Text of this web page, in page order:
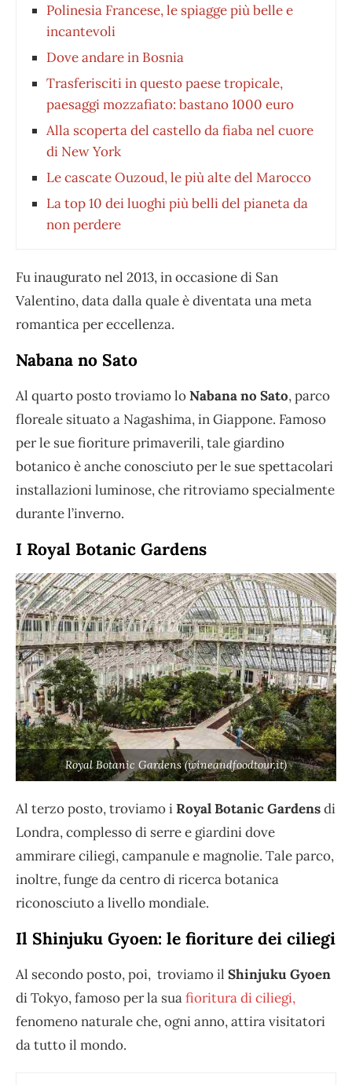
Polinesia Francese, le spiagge più belle e
incantevoli
Dove andare in Bosnia
Trasferisciti in questo paese tropicale,
paesaggi mozzafiato: bastano 1000 euro
Alla scoperta del castello da fiaba nel cuore
di New York
Le cascate Ouzoud, le più alte del Marocco
La top 10 dei luoghi più belli del pianeta da
non perdere
Fu inaugurato nel 2013, in occasione di San
Valentino, data dalla quale è diventata una meta
romantica per eccellenza.
Nabana no Sato
Al quarto posto troviamo loNabana no Sato, parco
floreale situato a Nagashima, in Giappone. Famoso
per le sue fioriture primaverili, tale giardino
botanico è anche conosciuto per le sue spettacolari
installazioni luminose, che ritroviamo specialmente
durante l’inverno.
I Royal Botanic Gardens
Royal Botanic Gardens (wineandfoodtour.it)
Al terzo posto, troviamo iRoyal Botanic Gardensdi
Londra, complesso di serre e giardini dove
ammirare ciliegi, campanule e magnolie. Tale parco,
inoltre, funge da centro di ricerca botanica
riconosciuto a livello mondiale.
Il Shinjuku Gyoen: le fioriture dei ciliegi
Al secondo posto, poi, troviamo il Shinjuku Gyoen
di Tokyo, famoso per la suafioritura di ciliegi,
fenomeno naturale che, ogni anno, attira visitatori
da tutto il mondo.